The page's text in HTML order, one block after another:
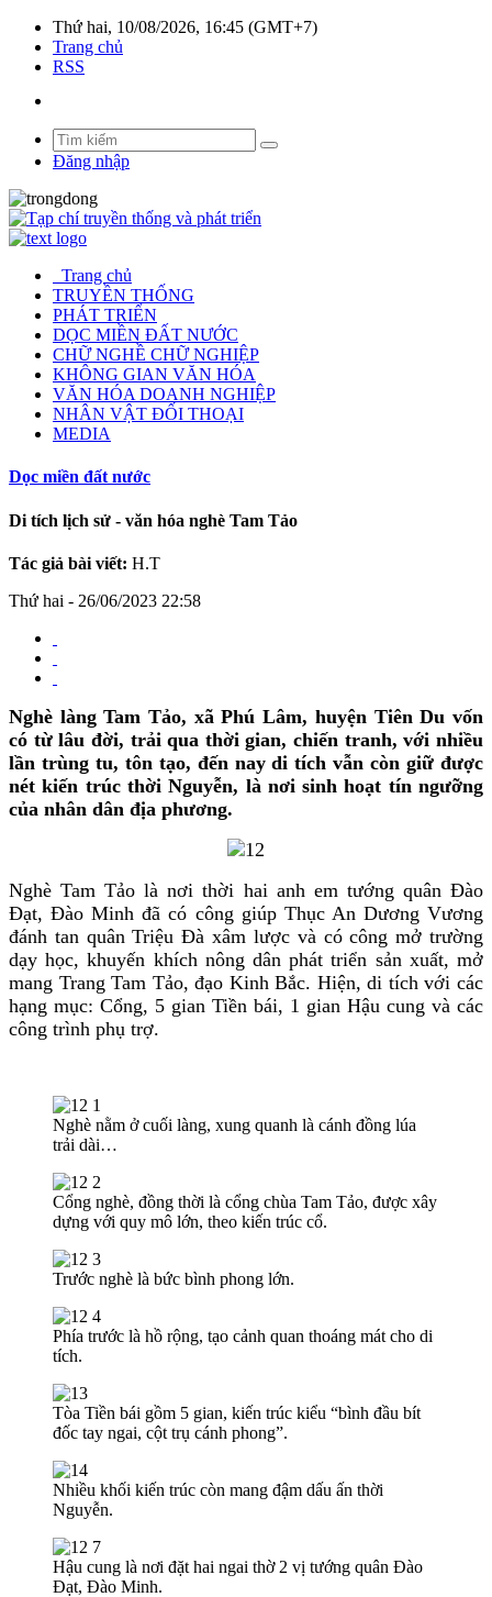
Thứ hai, 10/08/2026, 16:45 (GMT+7)
Trang chủ
RSS
Đăng nhập
Trang chủ
TRUYỀN THỐNG
PHÁT TRIỂN
DỌC MIỀN ĐẤT NƯỚC
CHỮ NGHỀ CHỮ NGHIỆP
KHÔNG GIAN VĂN HÓA
VĂN HÓA DOANH NGHIỆP
NHÂN VẬT ĐỐI THOẠI
MEDIA
Dọc miền đất nước
Di tích lịch sử - văn hóa nghè Tam Tảo
Tác giả bài viết: H.T
Thứ hai - 26/06/2023 22:58
Nghè làng Tam Tảo, xã Phú Lâm, huyện Tiên Du vốn
có từ lâu đời, trải qua thời gian, chiến tranh, với nhiều
lần trùng tu, tôn tạo, đến nay di tích vẫn còn giữ được
nét kiến trúc thời Nguyễn, là nơi sinh hoạt tín ngưỡng
của nhân dân địa phương.
Nghè Tam Tảo là nơi thời hai anh em tướng quân Đào
Đạt, Đào Minh đã có công giúp Thục An Dương Vương
đánh tan quân Triệu Đà xâm lược và có công mở trường
dạy học, khuyến khích nông dân phát triển sản xuất, mở
mang Trang Tam Tảo, đạo Kinh Bắc. Hiện, di tích với các
hạng mục: Cổng, 5 gian Tiền bái, 1 gian Hậu cung và các
công trình phụ trợ.
Nghè nằm ở cuối làng, xung quanh là cánh đồng lúa
trải dài…
Cổng nghè, đồng thời là cổng chùa Tam Tảo, được xây
dựng với quy mô lớn, theo kiến trúc cổ.
Trước nghè là bức bình phong lớn.
Phía trước là hồ rộng, tạo cảnh quan thoáng mát cho di
tích.
Tòa Tiền bái gồm 5 gian, kiến trúc kiểu “bình đầu bít
đốc tay ngai, cột trụ cánh phong”.
Nhiều khối kiến trúc còn mang đậm dấu ấn thời
Nguyễn.
Hậu cung là nơi đặt hai ngai thờ 2 vị tướng quân Đào
Đạt, Đào Minh.